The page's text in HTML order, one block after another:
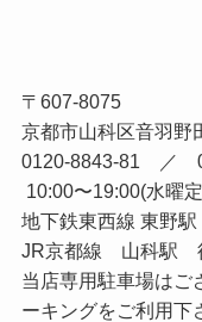
〒607-8075
京都市山科区音羽野
0120-8843-81 ／
10:00〜19:00(水曜
地下鉄東西線 東野
JR京都線 山科駅
当店専用駐車場はご
ーキングをご利用下